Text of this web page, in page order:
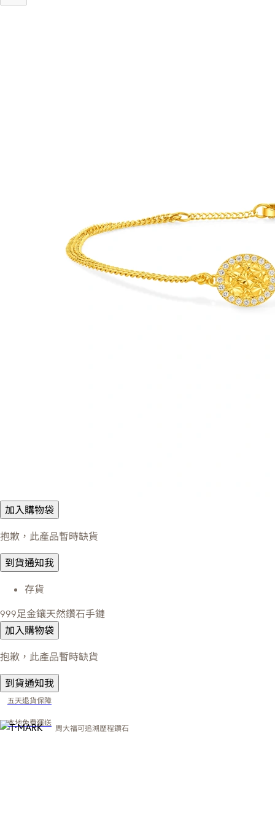
加入購物袋
抱歉，此產品暫時缺貨
到貨通知我
存貨
999足金鑲天然鑽石手鏈
加入購物袋
抱歉，此產品暫時缺貨
到貨通知我
五天退貨保障
本地免費運送
周大福可追溯歷程鑽石